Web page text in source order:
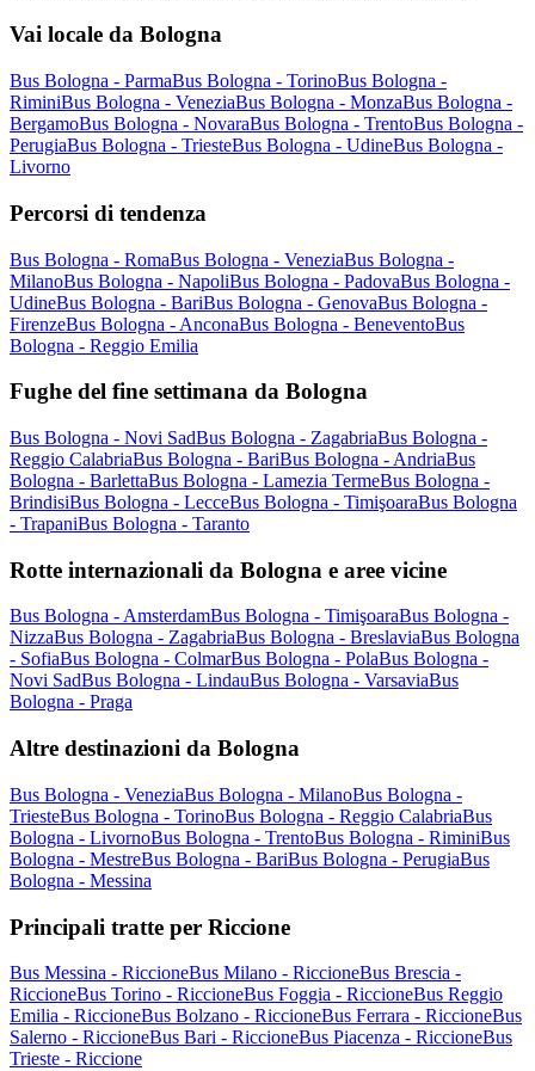
Vai locale da Bologna
Bus Bologna - ParmaBus Bologna - TorinoBus Bologna -
RiminiBus Bologna - VeneziaBus Bologna - MonzaBus Bologna -
BergamoBus Bologna - NovaraBus Bologna - TrentoBus Bologna -
PerugiaBus Bologna - TriesteBus Bologna - UdineBus Bologna -
Livorno
Percorsi di tendenza
Bus Bologna - RomaBus Bologna - VeneziaBus Bologna -
MilanoBus Bologna - NapoliBus Bologna - PadovaBus Bologna -
UdineBus Bologna - BariBus Bologna - GenovaBus Bologna -
FirenzeBus Bologna - AnconaBus Bologna - BeneventoBus
Bologna - Reggio Emilia
Fughe del fine settimana da Bologna
Bus Bologna - Novi SadBus Bologna - ZagabriaBus Bologna -
Reggio CalabriaBus Bologna - BariBus Bologna - AndriaBus
Bologna - BarlettaBus Bologna - Lamezia TermeBus Bologna -
BrindisiBus Bologna - LecceBus Bologna - TimişoaraBus Bologna
- TrapaniBus Bologna - Taranto
Rotte internazionali da Bologna e aree vicine
Bus Bologna - AmsterdamBus Bologna - TimişoaraBus Bologna -
NizzaBus Bologna - ZagabriaBus Bologna - BreslaviaBus Bologna
- SofiaBus Bologna - ColmarBus Bologna - PolaBus Bologna -
Novi SadBus Bologna - LindauBus Bologna - VarsaviaBus
Bologna - Praga
Altre destinazioni da Bologna
Bus Bologna - VeneziaBus Bologna - MilanoBus Bologna -
TriesteBus Bologna - TorinoBus Bologna - Reggio CalabriaBus
Bologna - LivornoBus Bologna - TrentoBus Bologna - RiminiBus
Bologna - MestreBus Bologna - BariBus Bologna - PerugiaBus
Bologna - Messina
Principali tratte per Riccione
Bus Messina - RiccioneBus Milano - RiccioneBus Brescia -
RiccioneBus Torino - RiccioneBus Foggia - RiccioneBus Reggio
Emilia - RiccioneBus Bolzano - RiccioneBus Ferrara - RiccioneBus
Salerno - RiccioneBus Bari - RiccioneBus Piacenza - RiccioneBus
Trieste - Riccione